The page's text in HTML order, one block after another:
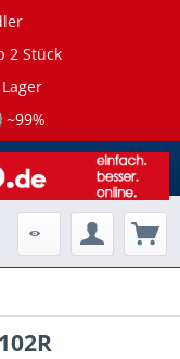
2 Stück
~99%